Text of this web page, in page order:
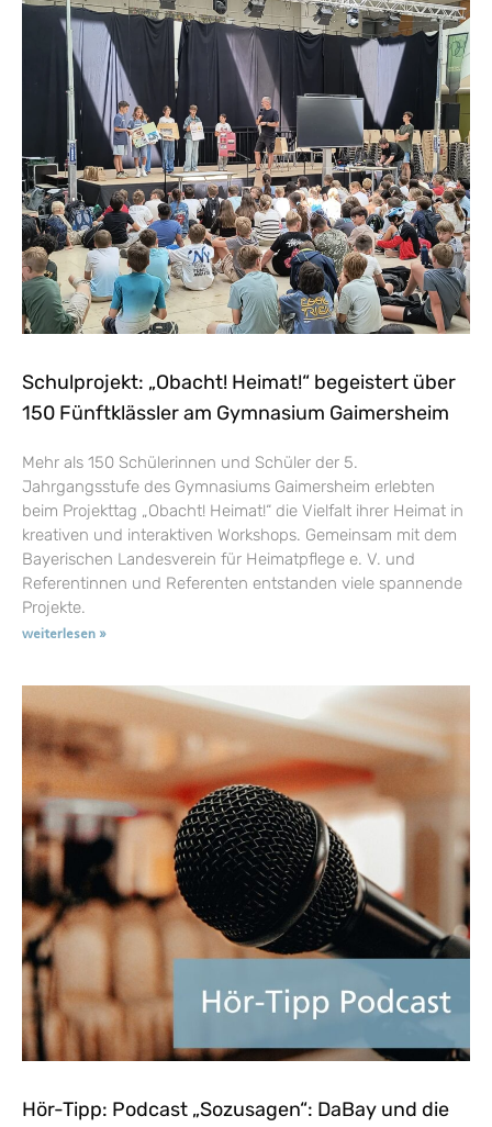
Schulprojekt: „Obacht! Heimat!“ begeistert über
150 Fünftklässler am Gymnasium Gaimersheim
Mehr als 150 Schülerinnen und Schüler der 5.
Jahrgangsstufe des Gymnasiums Gaimersheim erlebten
beim Projekttag „Obacht! Heimat!“ die Vielfalt ihrer Heimat in
kreativen und interaktiven Workshops. Gemeinsam mit dem
Bayerischen Landesverein für Heimatpflege e. V. und
Referentinnen und Referenten entstanden viele spannende
Projekte.
weiterlesen »
Hör-Tipp: Podcast „Sozusagen“: DaBay und die